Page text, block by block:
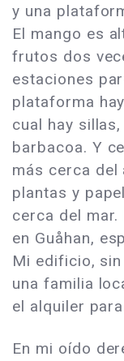
y una
El mango es
frutos dos
estaciones
plataforma
cual hay
barbacoa. Y
más cerca del
plantas y
cerca del
en Guåhan,
Mi edificio,
una familia
el alquiler
En mi oído